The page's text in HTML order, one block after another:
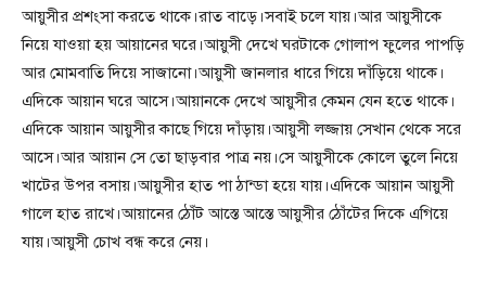
আয়ুসীর প্রশংসা করতে থাকে।রাত বাড়ে।সবাই চলে যায়।আর আয়ুসীকে
নিয়ে যাওয়া হয় আয়ানের ঘরে।আয়ুসী দেখে ঘরটাকে গোলাপ ফুলের পাপড়ি
আর মোমবাতি দিয়ে সাজানো।আয়ুসী জানলার ধারে গিয়ে দাঁড়িয়ে থাকে।
এদিকে আয়ান ঘরে আসে।আয়ানকে দেখে আয়ুসীর কেমন যেন হতে থাকে।
এদিকে আয়ান আয়ুসীর কাছে গিয়ে দাঁড়ায়।আয়ুসী লজ্জায় সেখান থেকে সরে
আসে।আর আয়ান সে তো ছাড়বার পাত্র নয়।সে আয়ুসীকে কোলে তুলে নিয়ে
খাটের উপর বসায়।আয়ুসীর হাত পা ঠান্ডা হয়ে যায়।এদিকে আয়ান আয়ুসী
গালে হাত রাখে।আয়ানের ঠোঁট আস্তে আস্তে আয়ুসীর ঠোঁটের দিকে এগিয়ে
যায়।আয়ুসী চোখ বন্ধ করে নেয়।